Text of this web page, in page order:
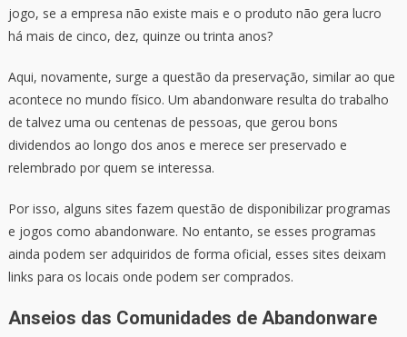
jogo, se a empresa não existe mais e o produto não gera lucro
há mais de cinco, dez, quinze ou trinta anos?
Aqui, novamente, surge a questão da preservação, similar ao que
acontece no mundo físico. Um abandonware resulta do trabalho
de talvez uma ou centenas de pessoas, que gerou bons
dividendos ao longo dos anos e merece ser preservado e
relembrado por quem se interessa.
Por isso, alguns sites fazem questão de disponibilizar programas
e jogos como abandonware. No entanto, se esses programas
ainda podem ser adquiridos de forma oficial, esses sites deixam
links para os locais onde podem ser comprados.
Anseios das Comunidades de Abandonware